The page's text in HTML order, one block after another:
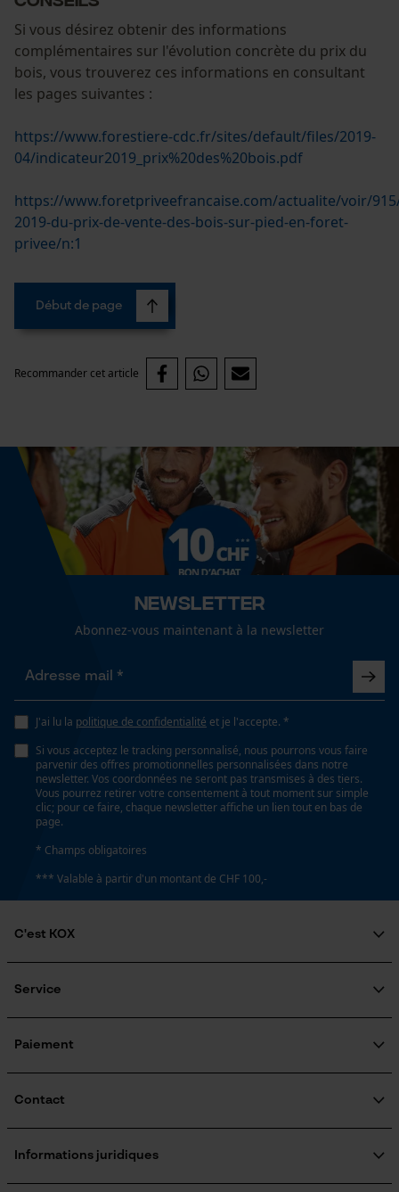
Si vous désirez obtenir des informations
complémentaires sur l'évolution concrète du prix du
bois, vous trouverez ces informations en consultant
les pages suivantes :
https://www.forestiere-cdc.fr/sites/default/files/2019-
04/indicateur2019_prix%20des%20bois.pdf
https://www.foretpriveefrancaise.com/actualite/voir/
2019-du-prix-de-vente-des-bois-sur-pied-en-foret-
privee/n:1
Début de page
Recommander cet article
Newsletter
Abonnez-vous maintenant à la newsletter
J'ai lu la politique de confidentialité et je l'accepte. *
Si vous acceptez le tracking personnalisé, nous pourrons vous faire
parvenir des offres promotionnelles personnalisées dans notre
newsletter. Vos coordonnées ne seront pas transmises à des tiers.
Vous pourrez retirer votre consentement à tout moment sur simple
clic; pour ce faire, chaque newsletter affiche un lien tout en bas de
page.
* Champs obligatoires
*** Valable à partir d'un montant de CHF 100,-
C'est KOX
Engagement social
Inscription à la newsletter
Service
Traitement des retours
Paiement
Contact
Formulaire de commande
Informations juridiques
Econda Analytics
Mouseflow Web Analytics Tool
Cookies de performance et de
fonctionnalité
Loop54 Personalization
Page d'accueil personnalisée
Salutation personnelle
Google Maps
Prise de contact par chat
Cookies marketing
Google Global Site Tag
Microsoft Advertising Universal Event Tracking